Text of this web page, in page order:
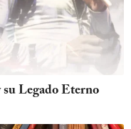
su Legado Eterno